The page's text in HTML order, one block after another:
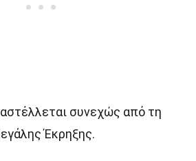
συνεχώς από τη
Έκρηξης.